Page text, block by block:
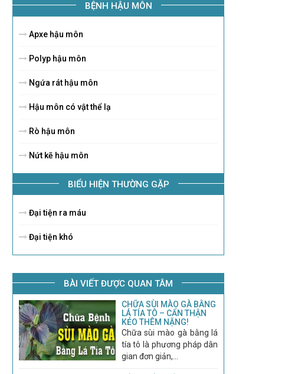
BỆNH HẬU MÔN
Apxe hậu môn
Polyp hậu môn
Ngứa rát hậu môn
Hậu môn có vật thể lạ
Rò hậu môn
Nứt kẽ hậu môn
BIỂU HIỆN THƯỜNG GẶP
Đại tiện ra máu
Đại tiện khó
BÀI VIẾT ĐƯỢC QUAN TÂM
CHỮA SÙI MÀO GÀ BẰNG
LÁ TÍA TÔ – CẨN THẬN
KẺO THÊM NẶNG!
Chữa sùi mào gà bằng lá
tía tô là phương pháp dân
gian đơn giản,...